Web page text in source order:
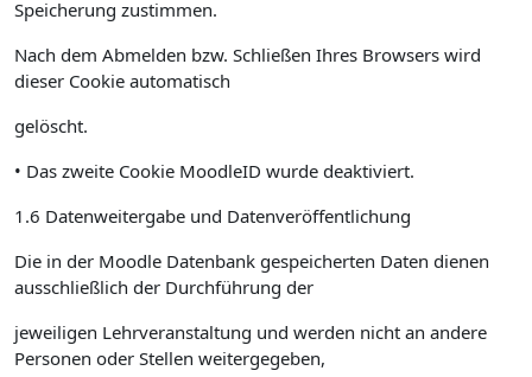
Speicherung zustimmen.
Nach dem Abmelden bzw. Schließen Ihres Browsers wird
dieser Cookie automatisch
gelöscht.
• Das zweite Cookie MoodleID wurde deaktiviert.
1.6 Datenweitergabe und Datenveröffentlichung
Die in der Moodle Datenbank gespeicherten Daten dienen
ausschließlich der Durchführung der
jeweiligen Lehrveranstaltung und werden nicht an andere
Personen oder Stellen weitergegeben,